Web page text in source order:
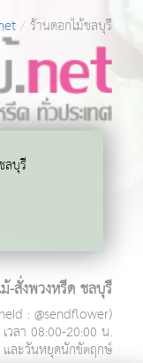
ร้านดอกไม้ชลบุรี
ลบุรี
-สั่งพวงหรีด ชลบุรี
: @sendflower)
วลา 08:00-20:00 น.
และวันหยุดนักขัตฤกษ์